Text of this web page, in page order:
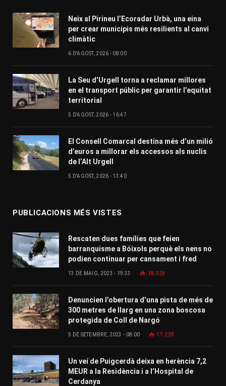
Neix al Pirineu l’Ecoradar Urbà, una eina
per crear municipis més resilients al canvi
climàtic
6 D'AGOST, 2026 - 08:00
La Seu d’Urgell torna a reclamar millores
en el transport públic per garantir l’equitat
territorial
5 D'AGOST, 2026 - 16:47
El Consell Comarcal destina més d’un milió
d’euros a millorar els accessos als nuclis
de l’Alt Urgell
5 D'AGOST, 2026 - 13:40
PUBLICACIONS MÉS VISTES
Rescaten dues famílies que feien
barranquisme a Bóixols perquè els nens no
podien continuar per cansament i fred
13 DE MAIG, 2023 - 19:33 18.028
Denuncien l’obertura d’una pista de més de
300 metres de llarg en una zona boscosa
protegida de Coll de Nargó
5 DE SETEMBRE, 2023 - 08:00 17.225
Un veí de Puigcerdà deixa en herència 7,2
MEUR a la Residència i a l’Hospital de
Cerdanya